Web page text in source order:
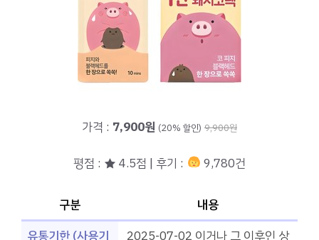
가격 : 7,900원 (20% 할인) 9,900원
평점 : ★ 4.5점 | 후기 : 9,780건
구분
내용
유통기한 (사용기
2025-07-02 이거나 그 이후인 상